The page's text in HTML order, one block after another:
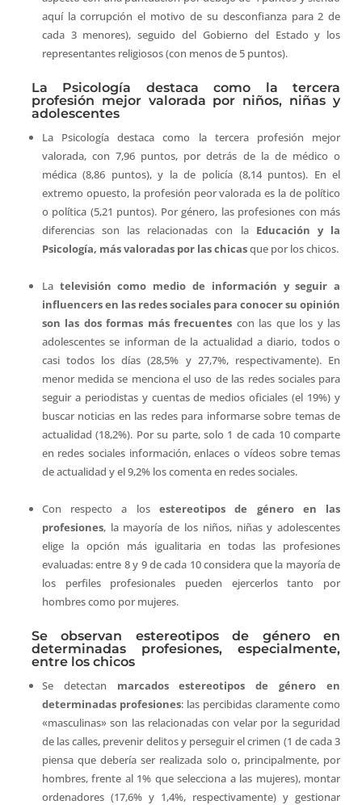
aquí la corrupción el motivo de su desconfianza para 2 de
cada 3 menores), seguido del Gobierno del Estado y los
representantes religiosos (con menos de 5 puntos).
La Psicología destaca como la tercera
profesión mejor valorada por niños, niñas y
adolescentes
La Psicología destaca como la tercera profesión mejor
valorada, con 7,96 puntos, por detrás de la de médico o
médica (8,86 puntos), y la de policía (8,14 puntos). En el
extremo opuesto, la profesión peor valorada es la de político
o política (5,21 puntos). Por género, las profesiones con más
diferencias son las relacionadas con la Educación y la
Psicología, más valoradas por las chicasque por los chicos.
La televisión como medio de información y seguir a
influencers en las redes sociales para conocer su opinión
son las dos formas más frecuentes con las que los y las
adolescentes se informan de la actualidad a diario, todos o
casi todos los días (28,5% y 27,7%, respectivamente). En
menor medida se menciona el uso de las redes sociales para
seguir a periodistas y cuentas de medios oficiales (el 19%) y
buscar noticias en las redes para informarse sobre temas de
actualidad (18,2%). Por su parte, solo 1 de cada 10 comparte
en redes sociales información, enlaces o vídeos sobre temas
de actualidad y el 9,2% los comenta en redes sociales.
Con respecto a los estereotipos de género en las
profesiones, la mayoría de los niños, niñas y adolescentes
elige la opción más igualitaria en todas las profesiones
evaluadas: entre 8 y 9 de cada 10 considera que la mayoría de
los perfiles profesionales pueden ejercerlos tanto por
hombres como por mujeres.
Se observan estereotipos de género en
determinadas profesiones, especialmente,
entre los chicos
Se detectan marcados estereotipos de género en
determinadas profesiones: las percibidas claramente como
«masculinas» son las relacionadas con velar por la seguridad
de las calles, prevenir delitos y perseguir el crimen (1 de cada 3
piensa que debería ser realizada solo o, principalmente, por
hombres, frente al 1% que selecciona a las mujeres), montar
ordenadores (17,6% y 1,4%, respectivamente) y gestionar